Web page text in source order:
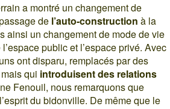
a montré un changement de
de l’auto-construction à la
ainsi un changement de mode de vie
public et l’espace privé. Avec
ont disparu, remplacés par des
qui introduisent des relations
Fenouil, nous remarquons que
du bidonville. De même que le